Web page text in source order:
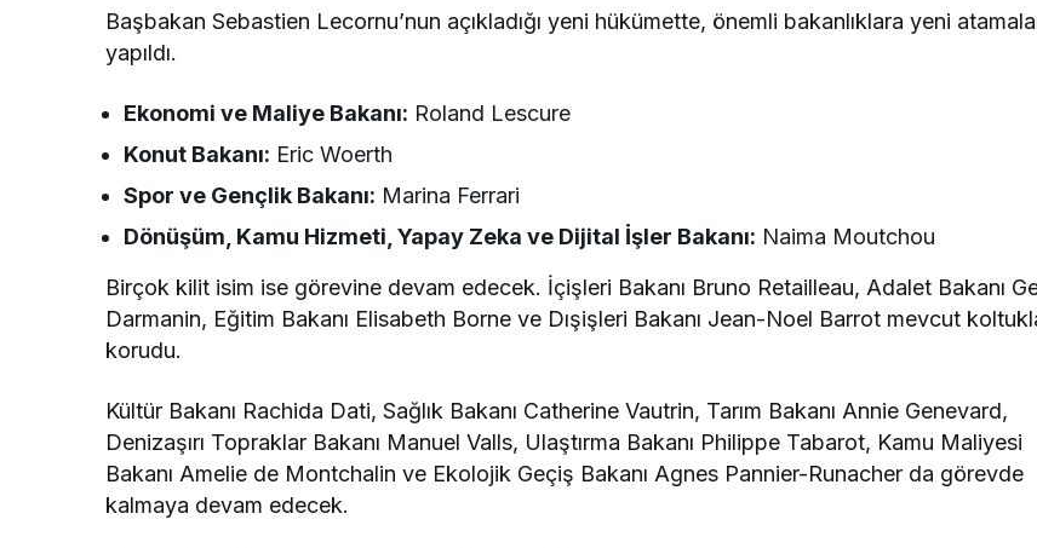
Başbakan Sebastien Lecornu’nun açıkladığı yeni hükümette, önemli bakanlıklara yeni
yapıldı.
Ekonomi ve Maliye Bakanı: Roland Lescure
Konut Bakanı: Eric Woerth
Spor ve Gençlik Bakanı: Marina Ferrari
Dönüşüm, Kamu Hizmeti, Yapay Zeka ve Dijital İşler Bakanı: Naima Moutchou
Birçok kilit isim ise görevine devam edecek. İçişleri Bakanı Bruno Retailleau, Adalet Bakanı
Darmanin, Eğitim Bakanı Elisabeth Borne ve Dışişleri Bakanı Jean-Noel Barrot mevcut
korudu.
Kültür Bakanı Rachida Dati, Sağlık Bakanı Catherine Vautrin, Tarım Bakanı Annie Genevard,
Denizaşırı Topraklar Bakanı Manuel Valls, Ulaştırma Bakanı Philippe Tabarot, Kamu Maliyesi
Bakanı Amelie de Montchalin ve Ekolojik Geçiş Bakanı Agnes Pannier-Runacher da görevde
kalmaya devam edecek.